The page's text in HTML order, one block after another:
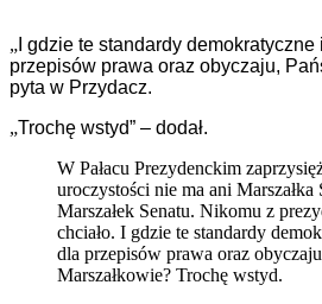
„ I gdzie te standardy
przepisów prawa oraz obyczaju,
pyta w Przydacz.
„Trochę wstyd” – dodał.
W Pałacu Prezydenckim
uroczystości nie ma ani Marszałka
Marszałek Senatu. Nikomu z
chciało. I gdzie te standardy
dla przepisów prawa oraz
Marszałkowie? Trochę wstyd.